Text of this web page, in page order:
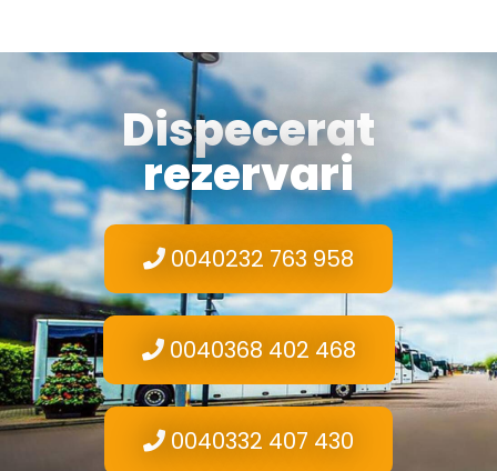
Dispecerat
rezervari
0040232 763 958
0040368 402 468
0040332 407 430